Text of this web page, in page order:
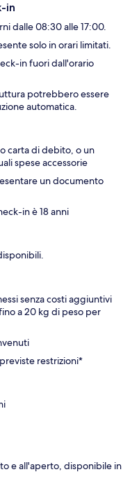
in
dalle 08:30 alle 17:00.
solo in orari limitati.
in fuori dall'orario
potrebbero essere
automatica.
carta di debito, o un
spese accessorie
un documento
in è 18 anni
senza costi aggiuntivi
a 20 kg di peso per
restrizioni*
e all'aperto, disponibile in